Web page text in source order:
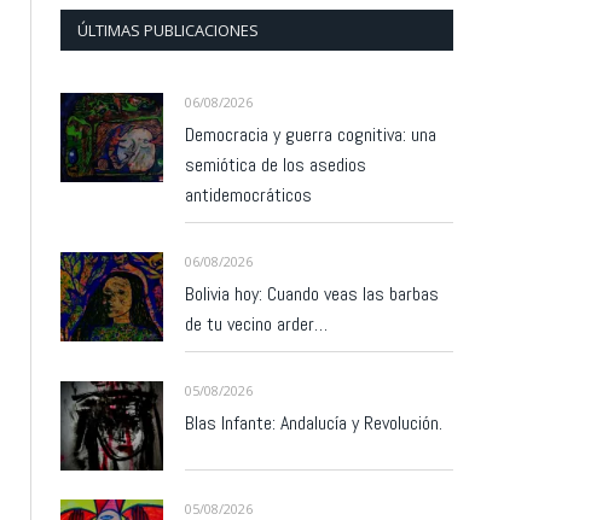
ÚLTIMAS PUBLICACIONES
06/08/2026
Democracia y guerra cognitiva: una
semiótica de los asedios
antidemocráticos
06/08/2026
Bolivia hoy: Cuando veas las barbas
de tu vecino arder…
05/08/2026
Blas Infante: Andalucía y Revolución.
05/08/2026